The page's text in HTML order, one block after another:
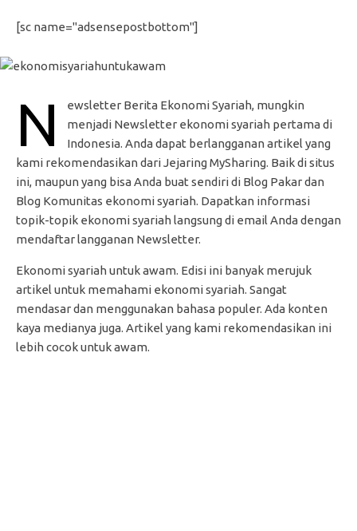
[sc name="adsensepostbottom"]
N
ewsletter Berita Ekonomi Syariah, mungkin
menjadi Newsletter ekonomi syariah pertama di
Indonesia. Anda dapat berlangganan artikel yang
kami rekomendasikan dari Jejaring MySharing. Baik di situs
ini, maupun yang bisa Anda buat sendiri di Blog Pakar dan
Blog Komunitas ekonomi syariah. Dapatkan informasi
topik-topik ekonomi syariah langsung di email Anda dengan
mendaftar langganan Newsletter.
Ekonomi syariah untuk awam. Edisi ini banyak merujuk
artikel untuk memahami ekonomi syariah. Sangat
mendasar dan menggunakan bahasa populer. Ada konten
kaya medianya juga. Artikel yang kami rekomendasikan ini
lebih cocok untuk awam.